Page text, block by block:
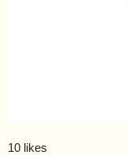
10 likes